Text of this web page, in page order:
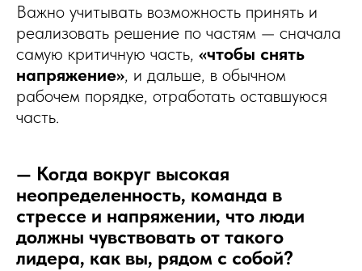
Важно учитывать возможность принять и
реализовать решение по частям — сначала
самую критичную часть, «чтобы снять
напряжение», и дальше, в обычном
рабочем порядке, отработать оставшуюся
часть.
— Когда вокруг высокая
неопределенность, команда в
стрессе и напряжении, что люди
должны чувствовать от такого
лидера, как вы, рядом с собой?